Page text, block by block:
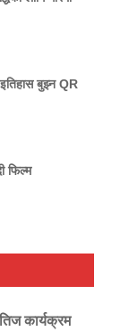
इतिहास बुझ्न QR
फिल्म
कार्यक्रम